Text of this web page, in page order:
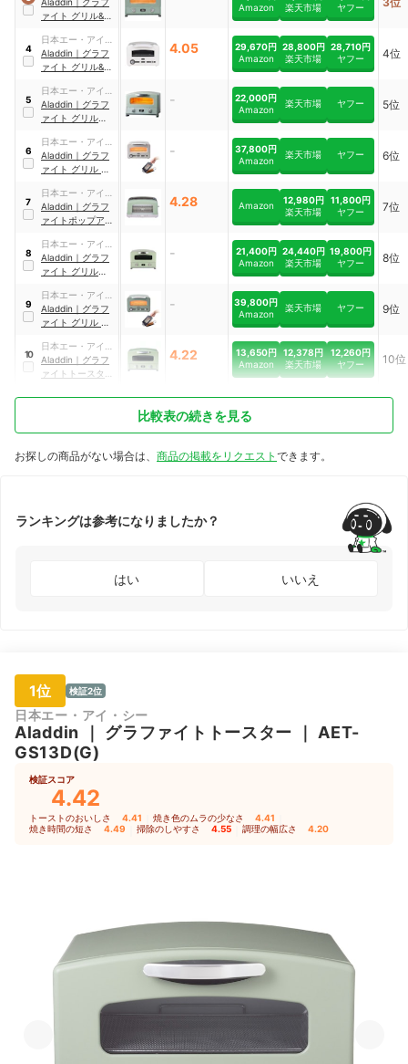
ァイト グリル&ト
｜‎AGT-G13B(G)
Amazon
楽天市場
ヤフー
4
日本エー・アイ・
シー
Aladdin ｜ グラフ
ァイト グリル&ト
GP14B
4.05
29,670円
Amazon
28,800円
楽天市場
28,710円
ヤフー
4位
5
日本エー・アイ・
シー
Aladdin ｜ グラフ
ァイト グリル＆ト
G13B(G)
-
22,000円
Amazon
楽天市場 ヤフー 5位
6
日本エー・アイ・
シー
Aladdin ｜ グラフ
ァイト グリル &
GP14B(W)
-
37,800円
Amazon
楽天市場 ヤフー 6位
7
日本エー・アイ・
シー
Aladdin ｜ グラフ
ァイトポップアッ
AEP-G12A
4.28 Amazon
12,980円
楽天市場
11,800円
ヤフー
7位
8
日本エー・アイ・
シー
Aladdin ｜ グラフ
ァイト グリル＆ト
｜AGT-G13A
-
21,400円
Amazon
24,440円
楽天市場
19,800円
ヤフー
8位
9
日本エー・アイ・
シー
Aladdin ｜ グラフ
ァイト グリル &
き｜AET-
GP14B(G)+AT-
HOT02
-
39,800円
Amazon
楽天市場 ヤフー 9位
10
日本エー・アイ・
シー
Aladdin
グラフ
ァイトトースター
4.22
13,650円
Amazon
12,378円
楽天市場
12,260円
ヤフー
10位
比較表の続きを見る
お探しの商品がない場合は、 商品の掲載をリクエスト できます。
ランキングは参考になりましたか？
はい いいえ
1位 検証2位
日本エー・アイ・シー
Aladdin グラファイトトースター ｜AET-
GS13D(G)
検証スコア
4.42
トーストのおいしさ 4.41 焼き色のムラの少なさ 4.41
焼き時間の短さ 4.49 掃除のしやすさ 4.55 調理の幅広さ 4.20